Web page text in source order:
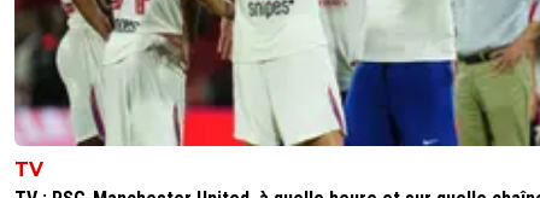
TV